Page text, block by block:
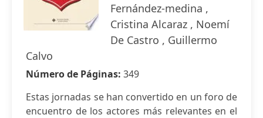
Fernández-medina ,
Cristina Alcaraz , Noemí
De Castro , Guillermo
Calvo
Número de Páginas: 349
Estas jornadas se han convertido en un foro de
encuentro de los actores más relevantes en el